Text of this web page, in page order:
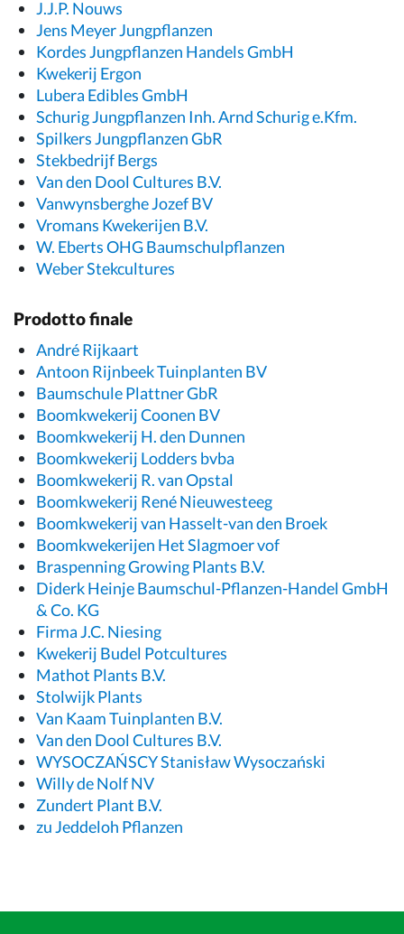
J.J.P. Nouws
Jens Meyer Jungpflanzen
Kordes Jungpflanzen Handels GmbH
Kwekerij Ergon
Lubera Edibles GmbH
Schurig Jungpflanzen Inh. Arnd Schurig e.Kfm.
Spilkers Jungpflanzen GbR
Stekbedrijf Bergs
Van den Dool Cultures B.V.
Vanwynsberghe Jozef BV
Vromans Kwekerijen B.V.
W. Eberts OHG Baumschulpflanzen
Weber Stekcultures
Prodotto finale
André Rijkaart
Antoon Rijnbeek Tuinplanten BV
Baumschule Plattner GbR
Boomkwekerij Coonen BV
Boomkwekerij H. den Dunnen
Boomkwekerij Lodders bvba
Boomkwekerij R. van Opstal
Boomkwekerij René Nieuwesteeg
Boomkwekerij van Hasselt-van den Broek
Boomkwekerijen Het Slagmoer vof
Braspenning Growing Plants B.V.
Diderk Heinje Baumschul-Pflanzen-Handel GmbH
& Co. KG
Firma J.C. Niesing
Kwekerij Budel Potcultures
Mathot Plants B.V.
Stolwijk Plants
Van Kaam Tuinplanten B.V.
Van den Dool Cultures B.V.
WYSOCZAŃSCY Stanisław Wysoczański
Willy de Nolf NV
Zundert Plant B.V.
zu Jeddeloh Pflanzen